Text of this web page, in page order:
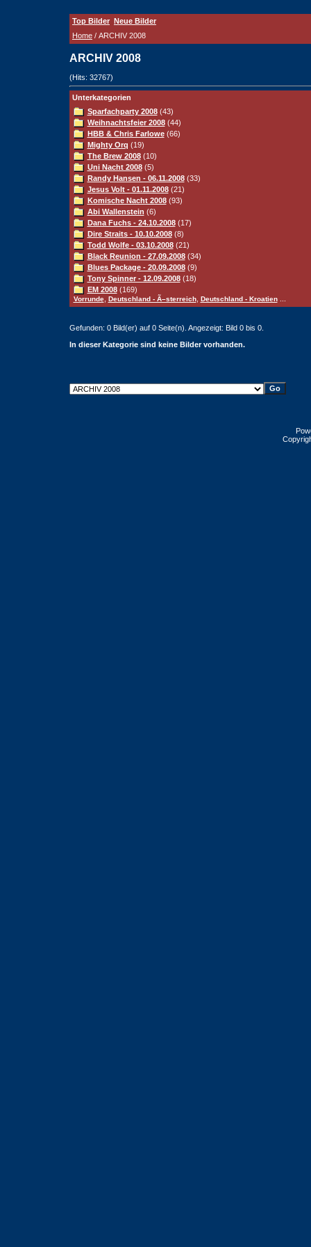
Top Bilder Neue Bilder
Home / ARCHIV 2008
ARCHIV 2008
(Hits: 32767)
Unterkategorien
Sparfachparty 2008(43)
Weihnachtsfeier 2008(44)
HBB & Chris Farlowe(66)
Mighty Orq (19)
The Brew 2008(10)
Uni Nacht 2008(5)
Randy Hansen - 06.11.2008(33)
Jesus Volt - 01.11.2008(21)
Komische Nacht 2008(93)
Abi Wallenstein (6)
Dana Fuchs - 24.10.2008(17)
Dire Straits - 10.10.2008(8)
Todd Wolfe - 03.10.2008(21)
Black Reunion - 27.09.2008(34)
Blues Package - 20.09.2008(9)
Tony Spinner - 12.09.2008(18)
EM 2008(169)
Vorrunde, Deutschland - Ã–sterreich, Deutschland - Kroatien...
Gefunden: 0 Bild(er) auf 0 Seite(n). Angezeigt: Bild 0 bis 0.
In dieser Kategorie sind keine Bilder vorhanden.